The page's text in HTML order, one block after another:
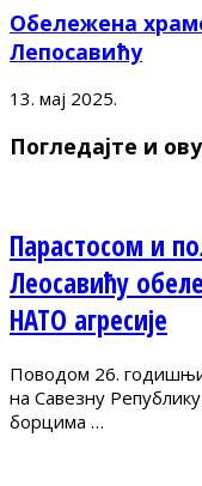
Обележена
Лепосавићу
13. мај 2025.
Погледајте и
Парастосом и
Леосавићу
НАТО агресије
Поводом 26.
на Савезну
борцима …